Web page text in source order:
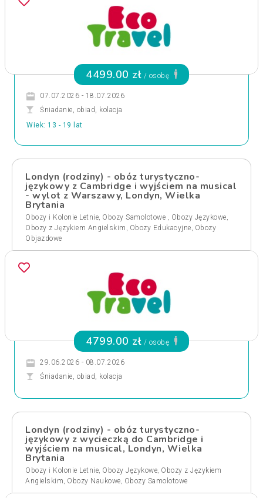
4499.00 zł / osobę
07.07.2026 - 18.07.2026
Śniadanie, obiad, kolacja
Wiek: 13 - 19 lat
Londyn (rodziny) - obóz turystyczno-
językowy z Cambridge i wyjściem na musical
- wylot z Warszawy, Londyn, Wielka
Brytania
Obozy i Kolonie Letnie, Obozy Samolotowe , Obozy Językowe,
Obozy z Językiem Angielskim , Obozy Edukacyjne, Obozy
Objazdowe
4799.00 zł / osobę
29.06.2026 - 08.07.2026
Śniadanie, obiad, kolacja
Londyn (rodziny) - obóz turystyczno-
językowy z wycieczką do Cambridge i
wyjściem na musical, Londyn, Wielka
Brytania
Obozy i Kolonie Letnie, Obozy Językowe, Obozy z Językiem
Angielskim, Obozy Naukowe, Obozy Samolotowe